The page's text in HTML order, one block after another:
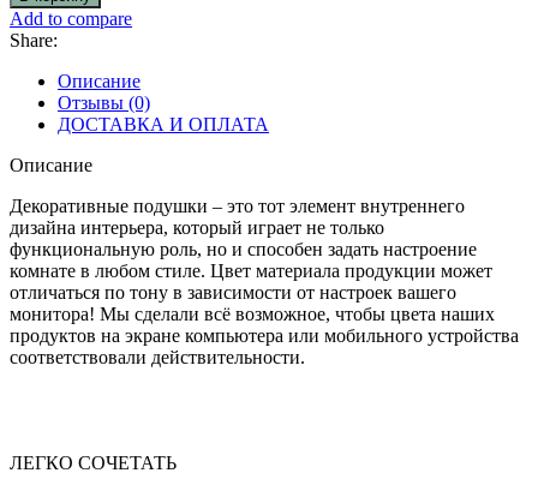
Декоративная
подушка
Add to compare
Share:
Описание
Отзывы (0)
ДОСТАВКА И ОПЛАТА
Описание
Декоративные подушки – это тот элемент внутреннего
дизайна интерьера, который играет не только
функциональную роль, но и способен задать настроение
комнате в любом стиле. Цвет материала продукции может
отличаться по тону в зависимости от настроек вашего
монитора! Мы сделали всё возможное, чтобы цвета наших
продуктов на экране компьютера или мобильного устройства
соответствовали действительности.
ЛЕГКО СОЧЕТАТЬ